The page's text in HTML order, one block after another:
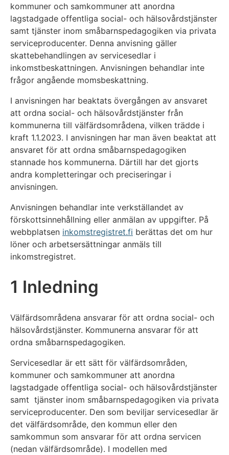
kommuner och samkommuner att anordna
lagstadgade offentliga social- och hälsovårdstjänster
samt tjänster inom småbarnspedagogiken via privata
serviceproducenter. Denna anvisning gäller
skattebehandlingen av servicesedlar i
inkomstbeskattningen. Anvisningen behandlar inte
frågor angående momsbeskattning.
I anvisningen har beaktats övergången av ansvaret
att ordna social- och hälsovårdstjänster från
kommunerna till välfärdsområdena, vilken trädde i
kraft 1.1.2023. I anvisningen har man även beaktat att
ansvaret för att ordna småbarnspedagogiken
stannade hos kommunerna. Därtill har det gjorts
andra kompletteringar och preciseringar i
anvisningen.
Anvisningen behandlar inte verkställandet av
förskottsinnehållning eller anmälan av uppgifter. På
webbplatsen inkomstregistret.fi berättas det om hur
löner och arbetsersättningar anmäls till
inkomstregistret.
1 Inledning
Välfärdsområdena ansvarar för att ordna social- och
hälsovårdstjänster. Kommunerna ansvarar för att
ordna småbarnspedagogiken.
Servicesedlar är ett sätt för välfärdsområden,
kommuner och samkommuner att anordna
lagstadgade offentliga social- och hälsovårdstjänster
samt tjänster inom småbarnspedagogiken via privata
serviceproducenter. Den som beviljar servicesedlar är
det välfärdsområde, den kommun eller den
samkommun som ansvarar för att ordna servicen
(nedan välfärdsområde). I modellen med